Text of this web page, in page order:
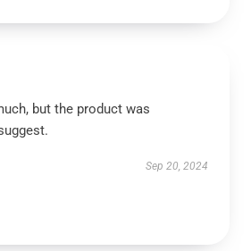
but the product was
Sep 20, 2024